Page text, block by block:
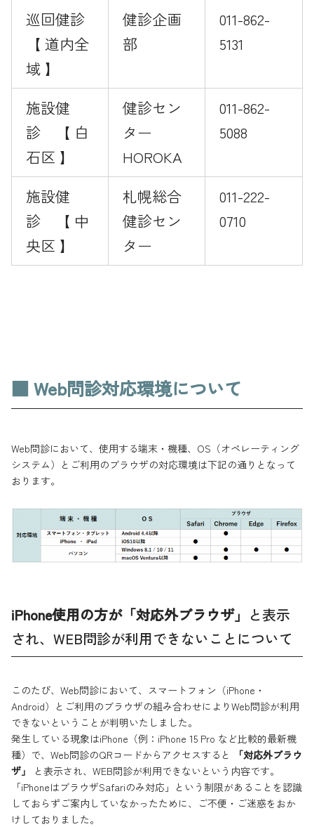
巡回健診
【 道内全
域 】
健診企画
部
011-862-
5131
施設健
診 【 白
石区 】
健診セン
ター
HOROKA
011-862-
5088
施設健
診 【 中
央区 】
札幌総合
健診セン
ター
011-222-
0710
■ Web問診対応環境について
Web問診において、使用する端末・機種、OS（オペレーティング
システム）とご利用のブラウザの対応環境は下記の通りとなって
おります。
iPhone使用の方が「対応外ブラウザ」 と表示
され、WEB問診が利用できないことについて
このたび、Web問診において、スマートフォン（iPhone・
Android）とご利用のブラウザの組み合わせによりWeb問診が利用
できないということが判明いたしました。
発生している現象はiPhone（例：iPhone 15 Pro など比較的最新機
種）で、Web問診のQRコードからアクセスすると
「対応外ブラウ
ザ」
と表示され、WEB問診が利用できないという内容です。
「iPhoneはブラウザSafariのみ対応」という制限があることを認識
しておらずご案内していなかったために、ご不便・ご迷惑をおか
けしておりました。